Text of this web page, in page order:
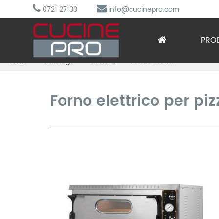
0721 27133 info@cucinepro.com
Home Catalogo Cottura Forni Pizzeria
Forno elettrico per